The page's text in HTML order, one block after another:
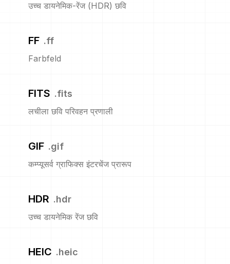
उच्च डायनेमिक-रेंज (HDR) छवि
FF .ff
Farbfeld
FITS .fits
लचीला छवि परिवहन प्रणाली
GIF .gif
कम्प्यूसर्व ग्राफिक्स इंटरचेंज प्रारूप
HDR .hdr
उच्च डायनेमिक रेंज छवि
HEIC .heic